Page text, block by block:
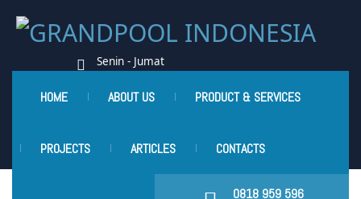
Senin - Jumat
Pukul 8.00 am - 6.00 pm
Office
HOME ABOUT US PRODUCT & SERVICES
PROJECTS ARTICLES CONTACTS
0818 959 596